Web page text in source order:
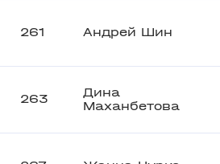
261 Андрей Шин
263
Дина
Маханбетова